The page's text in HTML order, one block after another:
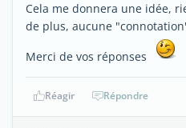
Cela me donnera une idée,
de plus, aucune
Merci de vos réponses
Réagir Répondre